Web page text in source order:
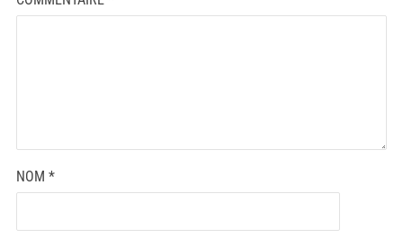
NOM *